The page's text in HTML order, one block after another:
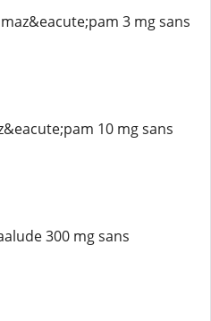
3 mg sans
10 mg sans
300 mg sans